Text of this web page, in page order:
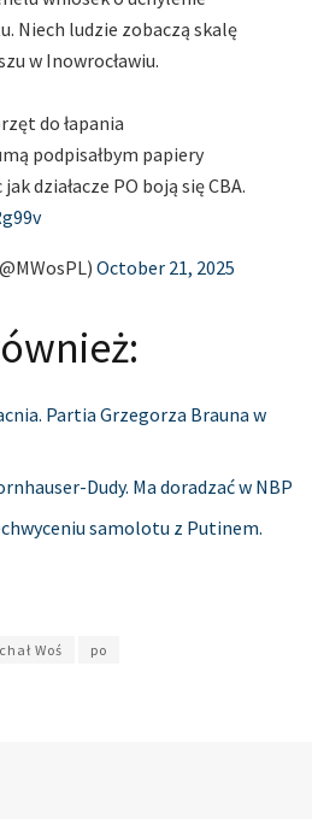
Niech ludzie zobaczą skalę
w Inowrocławiu.
do łapania
podpisałbym papiery
działacze PO boją się CBA.
October 21, 2025
Partia Grzegorza Brauna w
Dudy. Ma doradzać w NBP
samolotu z Putinem.
Woś po